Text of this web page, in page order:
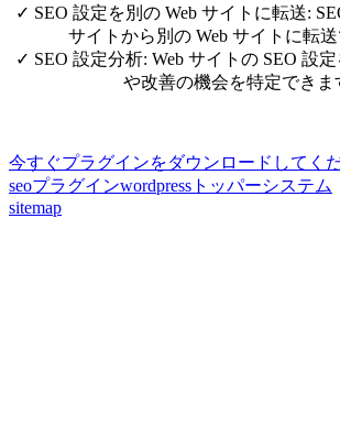
✓ SEO 設定を別の Web サイトに転送:
サイトから別の Web サイトに転送
✓ SEO 設定分析: Web サイトの SEO 設
や改善の機会を特定できま
今すぐプラグインをダウンロードしてく
seoプラグインwordpressトッパーシステム
sitemap